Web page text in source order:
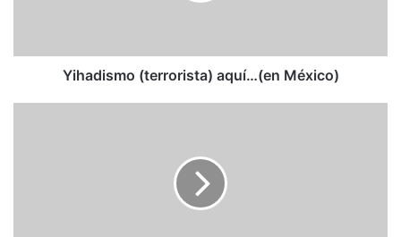
Yihadismo (terrorista) aquí…(en México)